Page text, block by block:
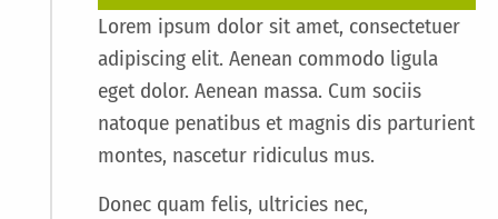
Lorem ipsum dolor sit amet, consectetuer
adipiscing elit. Aenean commodo ligula
eget dolor. Aenean massa. Cum sociis
natoque penatibus et magnis dis parturient
montes, nascetur ridiculus mus.
Donec quam felis, ultricies nec,